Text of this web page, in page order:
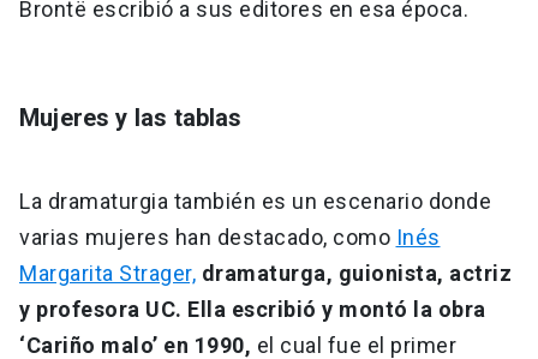
Brontë escribió a sus editores en esa época.
Mujeres y las tablas
La dramaturgia también es un escenario donde
varias mujeres han destacado, como Inés
Margarita Strager, dramaturga, guionista, actriz
y profesora UC. Ella escribió y montó la obra
‘Cariño malo’ en 1990, el cual fue el primer